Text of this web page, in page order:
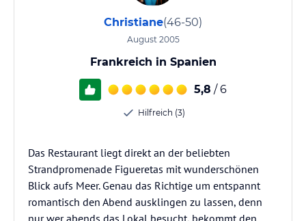
Christiane(46-50)
August 2005
Frankreich in Spanien
5,8 / 6
Hilfreich (3)
Das Restaurant liegt direkt an der beliebten
Strandpromenade Figueretas mit wunderschönen
Blick aufs Meer. Genau das Richtige um entspannt
romantisch den Abend ausklingen zu lassen, denn
nur wer abends das Lokal besucht, bekommt den